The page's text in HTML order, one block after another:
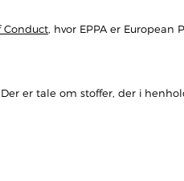
Conduct, hvor EPPA er European
er tale om stoffer, der i